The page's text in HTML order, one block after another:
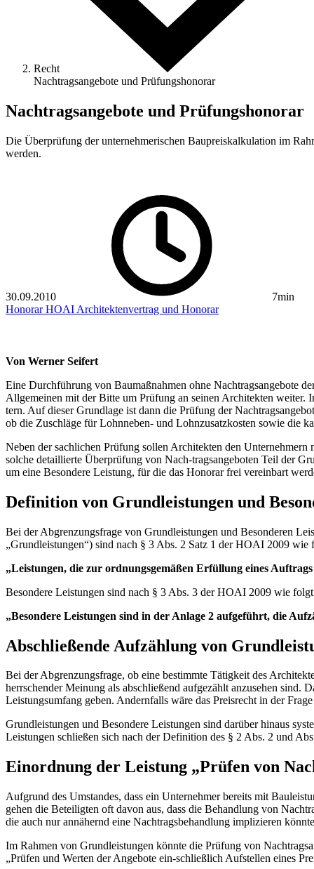
Recht
Nachtragsangebote und Prüfungshonorar
Nachtragsangebote und Prüfungshonorar
Die Überprüfung der unternehmerischen Baupreiskalkulation im
werden.
30.09.2010
7min
HonorarHOAI Architektenvertrag und Honorar
Von Werner Seifert
Eine Durchführung von Baumaßnahmen ohne Nachtragsangebote
Allgemeinen mit der Bitte um Prüfung an seinen Architekten weiter.
tern. Auf dieser Grundlage ist dann die Prüfung der
ob die Zuschläge für Lohnneben- und Lohnzusatzkosten sowie die
Neben der sachlichen Prüfung sollen Architekten den
solche detaillierte Überprüfung von Nach-tragsangeboten Teil der
um eine Besondere Leistung, für die das Honorar frei vereinbart
Definition von Grundleistungen und
Bei der Abgrenzungsfrage von Grundleistungen und Besonderen
„Grundleistungen“) sind nach § 3 Abs. 2 Satz 1 der HOAI 2009 wie
„Leistungen, die zur ordnungsgemäßen Erfüllung eines
Besondere Leistungen sind nach § 3 Abs. 3 der HOAI 2009 wie
„Besondere Leistungen sind in der Anlage 2 aufgeführt, die
Abschließende Aufzählung von
Bei der Abgrenzungsfrage, ob eine bestimmte Tätigkeit des
herrschender Meinung als abschließend aufgezählt anzusehen
Leistungsumfang geben. Andernfalls wäre das Preisrecht in der
Grundleistungen und Besondere Leistungen sind darüber hinaus
Leistungen schließen sich nach der Definition des § 2 Abs. 2 und
Einordnung der Leistung „Prüfen von
Aufgrund des Umstandes, dass ein Unternehmer bereits mit
gehen die Beteiligten oft davon aus, dass die Behandlung von
die auch nur annähernd eine Nachtragsbehandlung implizieren
Im Rahmen von Grundleistungen könnte die Prüfung von
„Prüfen und Werten der Angebote ein-schließlich Aufstellen eines